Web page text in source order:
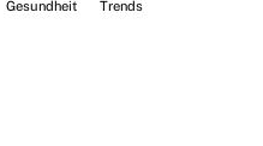
Gesundheit Trends